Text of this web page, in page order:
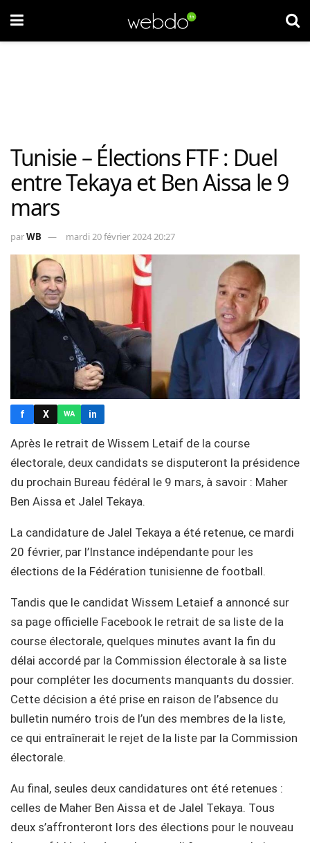
Tunisie – Élections FTF : Duel
entre Tekaya et Ben Aissa le 9
mars
parWB mardi 20 février 2024 20:27
f X WA in
Après le retrait de Wissem Letaif de la course
électorale, deux candidats se disputeront la présidence
du prochain Bureau fédéral le 9 mars, à savoir : Maher
Ben Aissa et Jalel Tekaya.
La candidature de Jalel Tekaya a été retenue, ce mardi
20 février, par l’Instance indépendante pour les
élections de la Fédération tunisienne de football.
Tandis que le candidat Wissem Letaief a annoncé sur
sa page officielle Facebook le retrait de sa liste de la
course électorale, quelques minutes avant la fin du
délai accordé par la Commission électorale à sa liste
pour compléter les documents manquants du dossier.
Cette décision a été prise en raison de l’absence du
bulletin numéro trois de l’un des membres de la liste,
ce qui entraînerait le rejet de la liste par la Commission
électorale.
Au final, seules deux candidatures ont été retenues :
celles de Maher Ben Aissa et de Jalel Tekaya. Tous
deux s’affronteront lors des élections pour le nouveau